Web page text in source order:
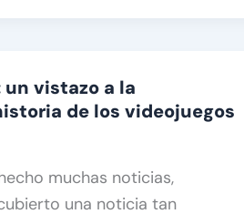
vistazo a la
de los videojuegos
muchas noticias,
una noticia tan